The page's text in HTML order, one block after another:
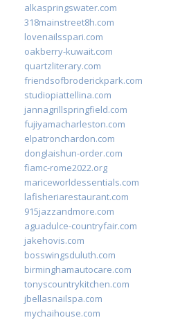
alkaspringswater.com
318mainstreet8h.com
lovenailsspari.com
oakberry-kuwait.com
quartzliterary.com
friendsofbroderickpark.com
studiopiattellina.com
jannagrillspringfield.com
fujiyamacharleston.com
elpatronchardon.com
donglaishun-order.com
fiamc-rome2022.org
mariceworldessentials.com
lafisheriarestaurant.com
915jazzandmore.com
aguadulce-countryfair.com
jakehovis.com
bosswingsduluth.com
birminghamautocare.com
tonyscountrykitchen.com
jbellasnailspa.com
mychaihouse.com